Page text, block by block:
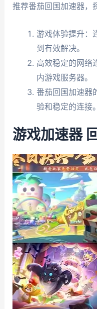
推荐番茄回国加速器，
游戏体验提升：
到有效解决。
高效稳定的网络
内游戏服务器。
番茄回国加速器
验和稳定的连接。
游戏加速器